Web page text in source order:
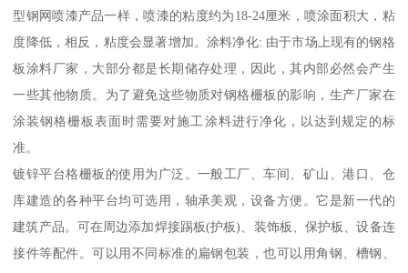
型钢网喷漆产品一样，喷漆的粘度约为18-24厘米，喷涂面积大，粘
度降低，相反，粘度会显著增加。涂料净化: 由于市场上现有的钢格
板涂料厂家，大部分都是长期储存处理，因此，其内部必然会产生
一些其他物质。为了避免这些物质对钢格栅板的影响，生产厂家在
涂装钢格栅板表面时需要对施工涂料进行净化，以达到规定的标
准。
镀锌平台格栅板的使用为广泛。一般工厂、车间、矿山、港口、仓
库建造的各种平台均可选用，轴承美观，设备方便。它是新一代的
建筑产品。可在周边添加焊接踢板(护板)、装饰板、保护板、设备连
接件等配件。可以用不同标准的扁钢包装，也可以用角钢、槽钢、